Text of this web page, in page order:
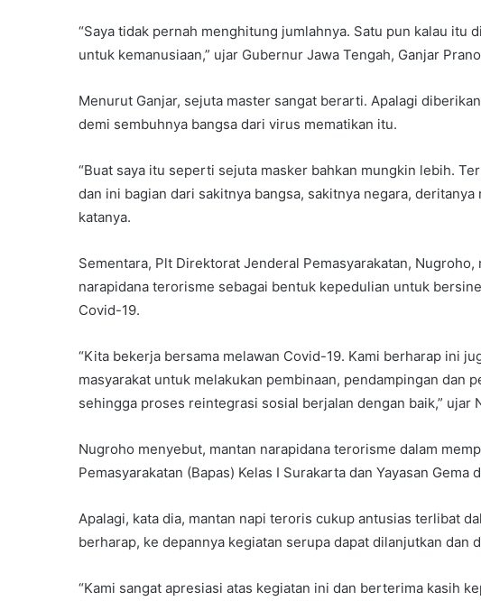
“Saya tidak pernah menghitung jumlahnya. Satu pun kalau itu
untuk kemanusiaan,” ujar Gubernur Jawa Tengah, Ganjar
Menurut Ganjar, sejuta master sangat berarti. Apalagi
demi sembuhnya bangsa dari virus mematikan itu.
“Buat saya itu seperti sejuta masker bahkan mungkin lebih.
dan ini bagian dari sakitnya bangsa, sakitnya negara,
katanya.
Sementara, Plt Direktorat Jenderal Pemasyarakatan,
narapidana terorisme sebagai bentuk kepedulian untuk
Covid-19.
“Kita bekerja bersama melawan Covid-19. Kami berharap ini
masyarakat untuk melakukan pembinaan, pendampingan dan
sehingga proses reintegrasi sosial berjalan dengan baik,” ujar
Nugroho menyebut, mantan narapidana terorisme dalam
Pemasyarakatan (Bapas) Kelas I Surakarta dan Yayasan Gema
Apalagi, kata dia, mantan napi teroris cukup antusias terlibat
berharap, ke depannya kegiatan serupa dapat dilanjutkan dan
“Kami sangat apresiasi atas kegiatan ini dan berterima kasih